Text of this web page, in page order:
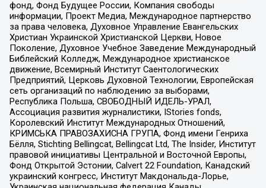
фонд, Фонд Будущее России, Компания свободы
информации, Проект Медиа, Международное партнерство
за права человека, Духовное Управление Евангельских
Христиан Украинской Христианской Церкви, Новое
Поколение, Духовное Учебное Заведение Международный
Библейский Колледж, Международное христианское
движение, Всемирный Институт Саентологических
Предприятий, Церковь Духовной Технологии, Европейская
сеть организаций по наблюдению за выборами,
Республика Польша, СВОБОДНЫЙ ИДЕЛЬ-УРАЛ,
Ассоциация развития журналистики, IStories fonds,
Королевский Институт Международных Отношений,
КРИМСЬКА ПРАВОЗАХИСНА ГРУПА, Фонд имени Генриха
Бёлля, Stichting Bellingcat, Bellingcat Ltd, The Insider, Институт
правовой инициативы Центральной и Восточной Европы,
Фонд Открытой Эстонии, Calvert 22 Foundation, Канадский
украинский конгресс, Институт Макдональда-Лорье,